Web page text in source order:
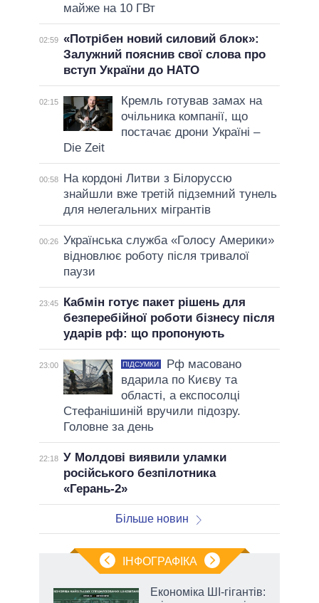
майже на 10 ГВт
02:59 «Потрібен новий силовий блок»:
Залужний пояснив свої слова про
вступ України до НАТО
02:15
Кремль готував замах на
очільника компанії, що
постачає дрони Україні –
Die Zeit
00:58
На кордоні Литви з Білоруссю
знайшли вже третій підземний тунель
для нелегальних мігрантів
00:26 Українська служба «Голосу Америки»
відновлює роботу після тривалої
паузи
23:45
Кабмін готує пакет рішень для
безперебійної роботи бізнесу після
ударів рф: що пропонують
23:00 ПІДСУМКИ
Рф масовано
вдарила по Києву та
області, а експосолці
Стефанішиній вручили підозру.
Головне за день
22:18 У Молдові виявили уламки
російського безпілотника
«Герань-2»
Більше новин
ІНФОГРАФІКА
Економіка ШІ-гігантів: